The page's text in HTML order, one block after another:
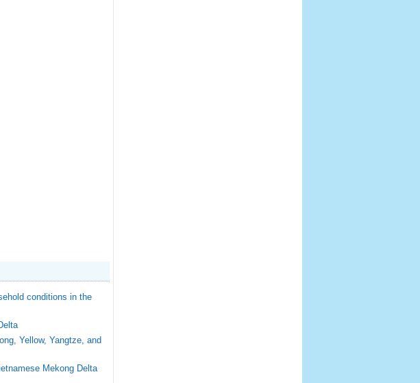
conditions in the
Yellow, Yangtze, and
Mekong Delta